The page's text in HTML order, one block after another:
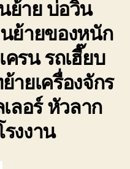
บ่อ
วิน
มี
ย้าย บ่อวิน
ย้ายของหนัก
รน รถเฮี๊ยบ
ายเครื่องจักร
ลอร์ หัวลาก
งงาน